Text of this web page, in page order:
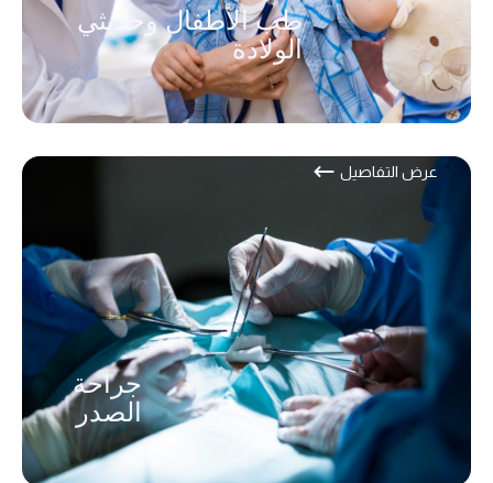
طب الأطفال وحديثي
الولادة
جراحة
الصدر
عرض التفاصيل